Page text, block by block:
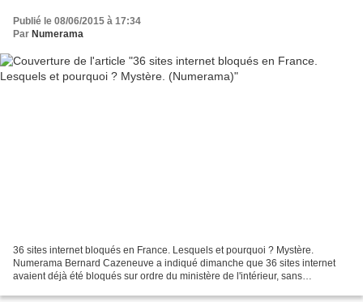
Publié le 08/06/2015 à 17:34
Par Numerama
36 sites internet bloqués en France. Lesquels et pourquoi ? Mystère.
Numerama Bernard Cazeneuve a indiqué dimanche que 36 sites internet
avaient déjà été bloqués sur ordre du ministère de l'intérieur, sans